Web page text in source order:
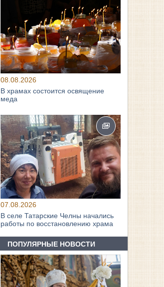
08.08.2026
В храмах состоится освящение
меда
07.08.2026
В селе Татарские Челны начались
работы по восстановлению храма
ПОПУЛЯРНЫЕ НОВОСТИ